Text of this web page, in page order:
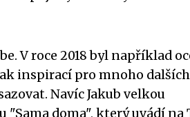
V roce 2018 byl například
inspirací pro mnoho dalších
Navíc Jakub velkou
doma", který uvádí na